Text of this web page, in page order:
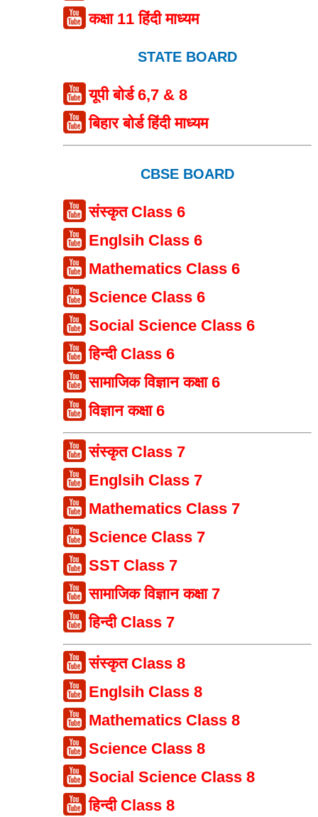
कक्षा 11 हिंदी माध्यम
STATE BOARD
यूपी बोर्ड 6,7 & 8
बिहार बोर्ड हिंदी माध्यम
CBSE BOARD
संस्कृत Class 6
Englsih Class 6
Mathematics Class 6
Science Class 6
Social Science Class 6
हिन्दी Class 6
सामाजिक विज्ञान कक्षा 6
विज्ञान कक्षा 6
संस्कृत Class 7
Englsih Class 7
Mathematics Class 7
Science Class 7
SST Class 7
सामाजिक विज्ञान कक्षा 7
हिन्दी Class 7
संस्कृत Class 8
Englsih Class 8
Mathematics Class 8
Science Class 8
Social Science Class 8
हिन्दी Class 8